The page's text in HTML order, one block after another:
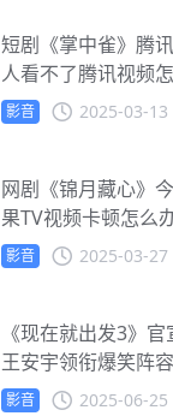
短剧《掌中雀》腾
人看不了腾讯视频怎
影音 2025-03-13
网剧《锦月藏心》
果TV视频卡顿怎么
影音 2025-03-27
《现在就出发3》
王安宇领衔爆笑阵
卡顿
影音 2025-06-25